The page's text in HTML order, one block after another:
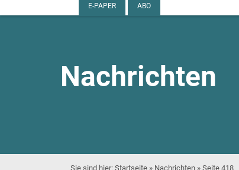
E-PAPER ABO
Nachrichten
Startseite » Nachrichten » Seite 418